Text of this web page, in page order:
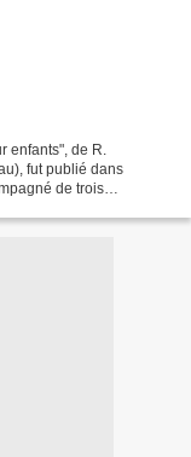
enfants", de R.
fut publié dans
de trois